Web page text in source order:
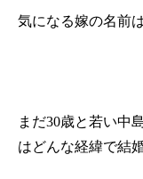
気になる嫁の名前
まだ30歳と若い中
はどんな経緯で結